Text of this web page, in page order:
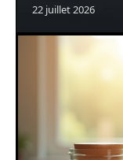
22 juillet 2026